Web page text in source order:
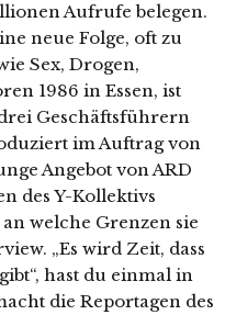
Aufrufe belegen.
neue Folge, oft zu
Sex, Drogen,
1986 in Essen, ist
Geschäftsführern
im Auftrag von
Angebot von ARD
des Y-Kollektivs
welche Grenzen sie
„Es wird Zeit, dass
hast du einmal in
die Reportagen des